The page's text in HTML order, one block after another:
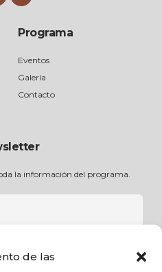
de las
Programa
Eventos
Galería
Contacto
la información del programa.
ÚNETE